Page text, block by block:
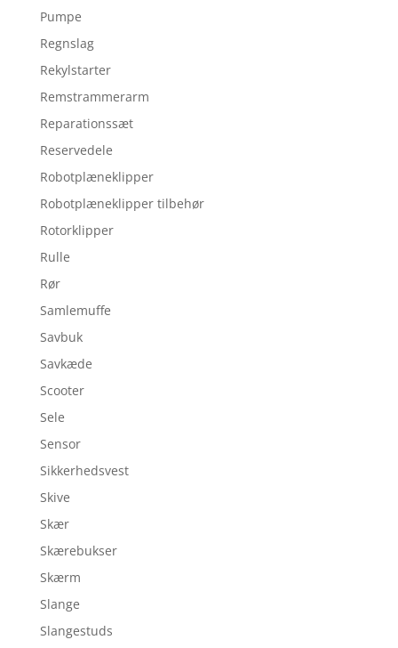
Pumpe
Regnslag
Rekylstarter
Remstrammerarm
Reparationssæt
Reservedele
Robotplæneklipper
Robotplæneklipper tilbehør
Rotorklipper
Rulle
Rør
Samlemuffe
Savbuk
Savkæde
Scooter
Sele
Sensor
Sikkerhedsvest
Skive
Skær
Skærebukser
Skærm
Slange
Slangestuds